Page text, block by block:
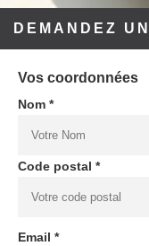
DEMANDEZ
Vos coordonnées
Nom *
Code postal *
Email *